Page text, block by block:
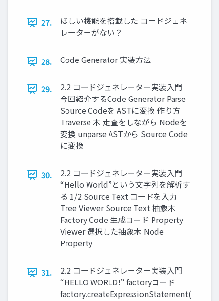
27.
ほしい機能を搭載した コードジェネ
レーターがない？
28. Code Generator 実装方法
29.
2.2 コードジェネレーター実装入門
今回紹介するCode Generator Parse
Source Codeを ASTに変換 作り方
Traverse 木 走査をしながら Nodeを
変換 unparse ASTから Source Code
に変換
30.
2.2 コードジェネレーター実装入門
“Hello World”という文字列を解析す
る 1/2 Source Text コードを入力
Tree Viewer Source Text 抽象木
Factory Code 生成コード Property
Viewer 選択した抽象木 Node
Property
31.
2.2 コードジェネレーター実装入門
“HELLO WORLD!” factoryコード
factory.createExpressionStatement(